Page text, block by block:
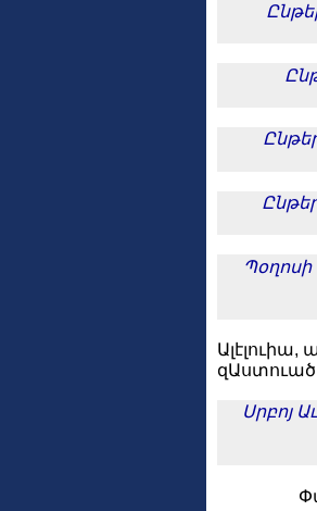
Պօղոսի
Ալէլուիա,
զԱստուած
Սրբոյ